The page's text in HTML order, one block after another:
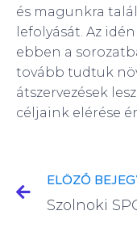
és magunkra
lefolyását. Az
ebben a
tovább tudtuk
átszervezések
céljaink elérése
ELÖZŐ